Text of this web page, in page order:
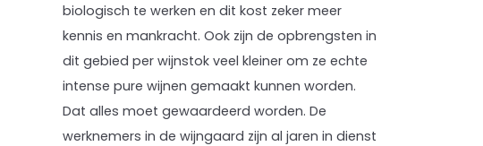
biologisch te werken en dit kost zeker meer
kennis en mankracht. Ook zijn de opbrengsten in
dit gebied per wijnstok veel kleiner om ze echte
intense pure wijnen gemaakt kunnen worden.
Dat alles moet gewaardeerd worden. De
werknemers in de wijngaard zijn al jaren in dienst